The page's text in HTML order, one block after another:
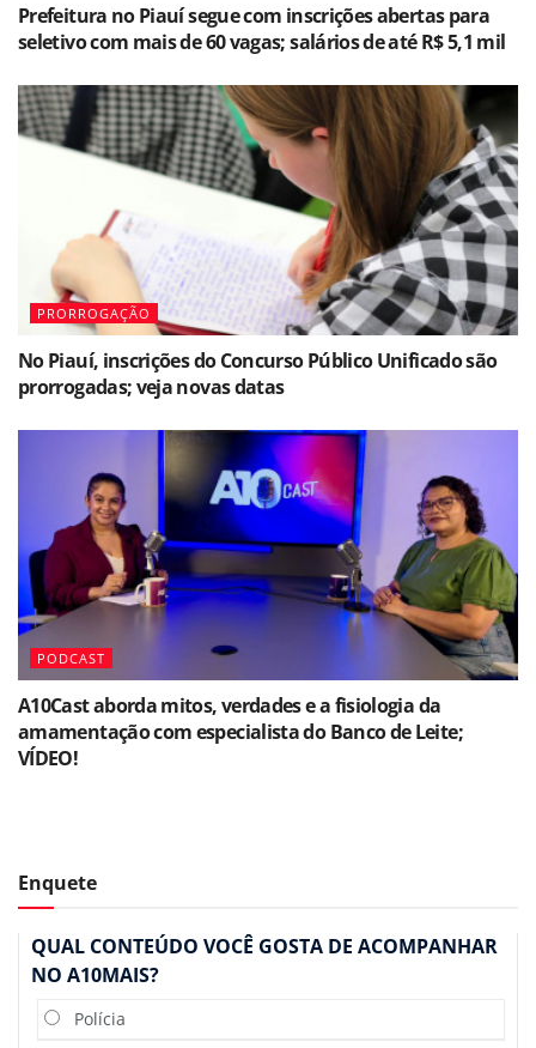
Prefeitura no Piauí segue com inscrições abertas para
seletivo com mais de 60 vagas; salários de até R$ 5,1 mil
PRORROGAÇÃO
No Piauí, inscrições do Concurso Público Unificado são
prorrogadas; veja novas datas
PODCAST
A10Cast aborda mitos, verdades e a fisiologia da
amamentação com especialista do Banco de Leite;
VÍDEO!
Enquete
QUAL CONTEÚDO VOCÊ GOSTA DE ACOMPANHAR
NO A10MAIS?
Polícia